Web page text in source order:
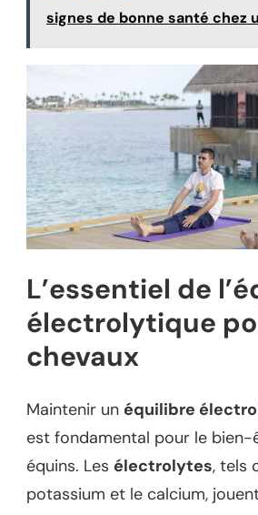
signes de bonne santé chez
L’essentiel de
électrolytique
chevaux
Maintenir un équilibre
est fondamental pour le bien-
équins. Les électrolytes, tels
potassium et le calcium,